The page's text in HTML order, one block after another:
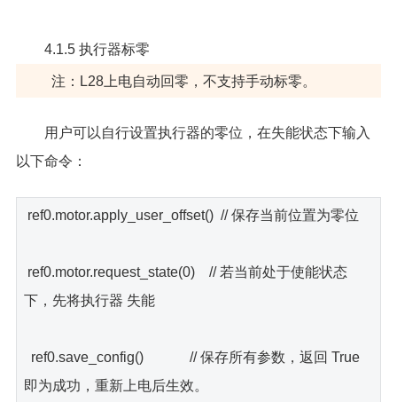
4.1.5 执行器标零
注：L28上电自动回零，不支持手动标零。
用户可以自行设置执行器的零位，在失能状态下输入
以下命令：
ref0.motor.apply_user_offset() // 保存当前位置为零位
ref0.motor.request_state(0) // 若当前处于使能状态
下，先将执行器 失能
ref0.save_config() // 保存所有参数，返回 True
即为成功，重新上电后生效。